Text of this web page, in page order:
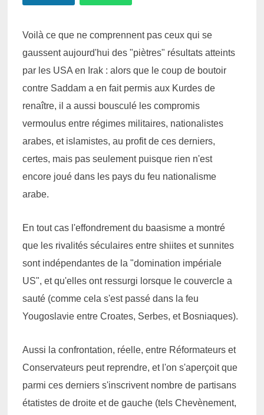
Voilà ce que ne comprennent pas ceux qui se
gaussent aujourd'hui des "piètres" résultats atteints
par les USA en Irak : alors que le coup de boutoir
contre Saddam a en fait permis aux Kurdes de
renaître, il a aussi bousculé les compromis
vermoulus entre régimes militaires, nationalistes
arabes, et islamistes, au profit de ces derniers,
certes, mais pas seulement puisque rien n'est
encore joué dans les pays du feu nationalisme
arabe.
En tout cas l'effondrement du baasisme a montré
que les rivalités séculaires entre shiites et sunnites
sont indépendantes de la "domination impériale
US", et qu'elles ont ressurgi lorsque le couvercle a
sauté (comme cela s'est passé dans la feu
Yougoslavie entre Croates, Serbes, et Bosniaques).
Aussi la confrontation, réelle, entre Réformateurs et
Conservateurs peut reprendre, et l'on s'aperçoit que
parmi ces derniers s'inscrivent nombre de partisans
étatistes de droite et de gauche (tels Chevènement,